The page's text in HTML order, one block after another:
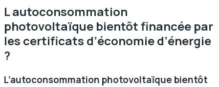
L autoconsommation
photovoltaïque bientôt financée par
les certificats d’économie d’énergie
?
L’autoconsommation photovoltaïque bientôt